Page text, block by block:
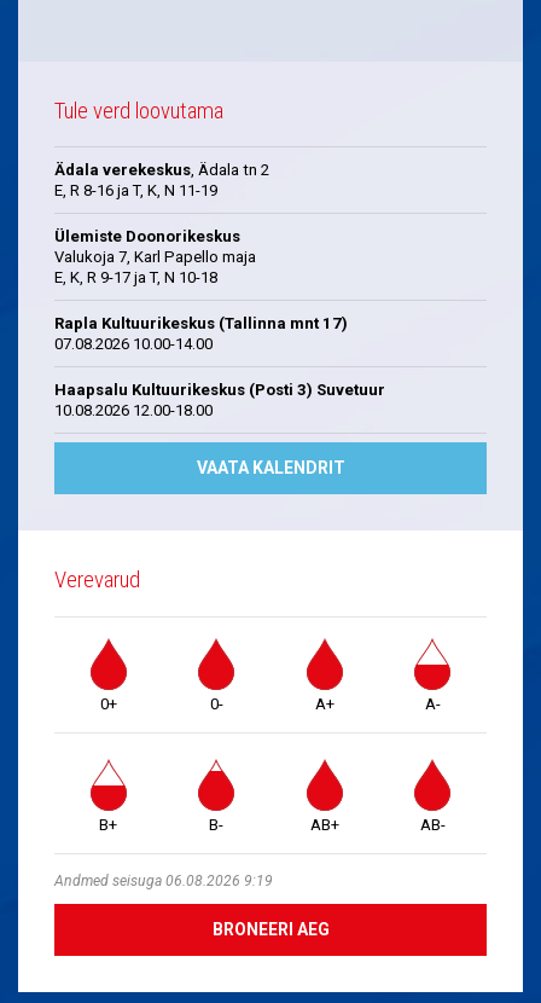
Tule verd loovutama
Ädala verekeskus, Ädala tn 2
E, R 8-16 ja T, K, N 11-19
Ülemiste Doonorikeskus
Valukoja 7, Karl Papello maja
E, K, R 9-17 ja T, N 10-18
Rapla Kultuurikeskus (Tallinna mnt 17)
07.08.2026 10.00-14.00
Haapsalu Kultuurikeskus (Posti 3) Suvetuur
10.08.2026 12.00-18.00
VAATA KALENDRIT
Verevarud
0+ 0- A+ A-
B+ B- AB+ AB-
Andmed seisuga 06.08.2026 9:19
BRONEERI AEG